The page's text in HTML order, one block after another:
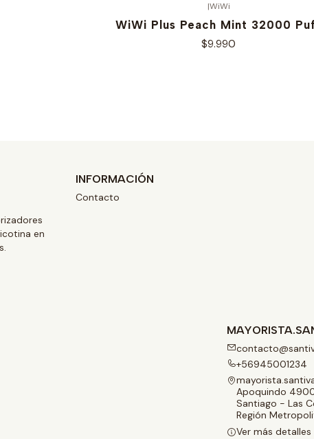
|WiWi
WiWi Plus Peach Mint 32000
$9.990
en
INFORMACIÓN
Contacto
+56945001234
Apoquindo
Santiago - Las
Región
Ver más detalles